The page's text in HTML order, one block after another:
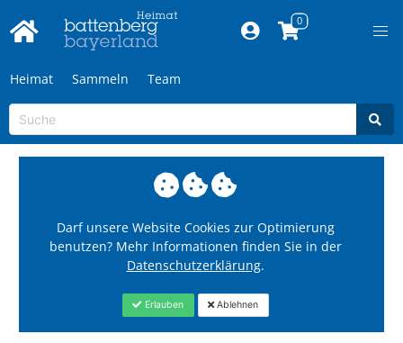
Heimat Sammeln Team
Darf unsere Website Cookies zur Optimierung
benutzen? Mehr Informationen finden Sie in der
Datenschutzerklärung.
Erlauben Ablehnen